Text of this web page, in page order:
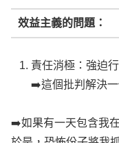
效益主義的問題：
責任消極：強迫
➡️這個批判解決一
➡️如果有一天包含我